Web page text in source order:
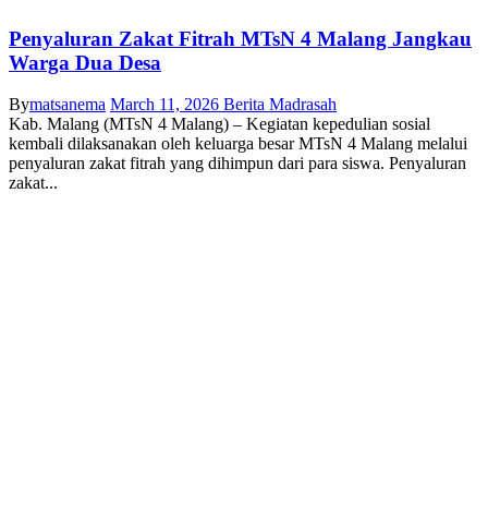
Penyaluran Zakat Fitrah MTsN 4 Malang Jangkau
Warga Dua Desa
Bymatsanema March 11, 2026 Berita Madrasah
Kab. Malang (MTsN 4 Malang) – Kegiatan kepedulian sosial
kembali dilaksanakan oleh keluarga besar MTsN 4 Malang melalui
penyaluran zakat fitrah yang dihimpun dari para siswa. Penyaluran
zakat...